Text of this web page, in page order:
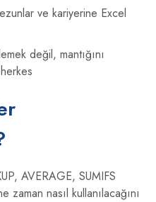
ve kariyerine Excel
değil, mantığını
AVERAGE, SUMIFS
zaman nasıl kullanılacağını